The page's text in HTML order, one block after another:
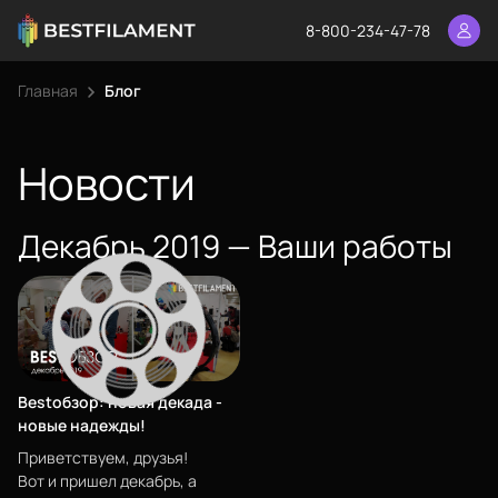
8-800-234-47-78
Главная Блог
Новости
Декабрь 2019 — Ваши работы
Bestoбзор: новая декада -
новые надежды!
Приветствуем, друзья!
Вот и пришел декабрь, а
О нас
Филиалы
Сертификаты
Система скидок
Оплата и доставка